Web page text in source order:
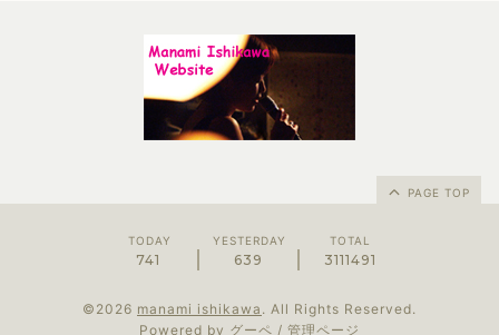
PAGE TOP
TODAY
741
YESTERDAY
639
TOTAL
3111491
©2026 manami ishikawa . All Rights Reserved.
Powered by グーペ / 管理ページ